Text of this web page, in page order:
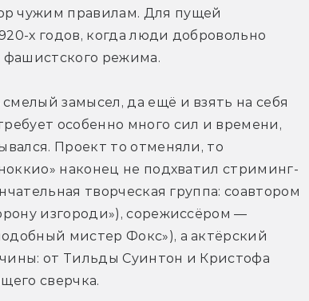
чужим правилам. Для пущей
х годов, когда люди добровольно
режима.
замысел, да ещё и взять на себя
особенно много сил и времени,
Проект то отменяли, то
наконец не подхватил стриминг-
творческая группа: соавтором
изгороди»), сорежиссёром —
мистер Фокс»), а актёрский
от Тильды Суинтон и Кристофа
сверчка.